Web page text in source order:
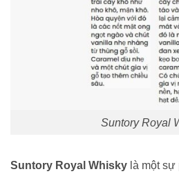
Suntory Royal
Suntory Royal Whisky là một sự